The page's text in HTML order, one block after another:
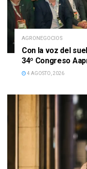
AGRONEGOCIOS
Con la voz del
34º Congreso
4 AGOSTO, 2026